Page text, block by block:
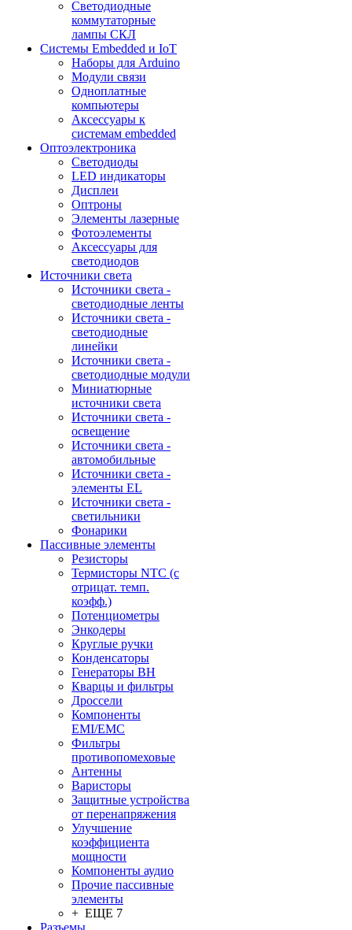
Светодиодные
коммутаторные
лампы СКЛ
Системы Embedded и IoT
Наборы для Arduino
Модули связи
Одноплатные
компьютеры
Аксессуары к
системам embedded
Oптоэлектроника
Светодиоды
LED индикаторы
Дисплеи
Оптроны
Элементы лазерные
Фотоэлементы
Аксессуары для
светодиодов
Источники света
Источники света -
светодиодные ленты
Источники света -
светодиодные
линейки
Источники света -
светодиодные модули
Миниатюрные
источники света
Источники света -
освещение
Источники света -
автомобильные
Источники света -
элементы EL
Источники света -
светильники
Фонарики
Пассивные элементы
Резисторы
Термисторы NTC (с
отрицат. темп.
коэфф.)
Потенциометры
Энкодеры
Круглые ручки
Конденсаторы
Генераторы ВН
Кварцы и фильтры
Дроссели
Компоненты
EMI/EMC
Фильтры
противопомеховые
Антенны
Варисторы
Защитные устройства
от перенапряжения
Улучшение
коэффициента
мощности
Компоненты аудио
Прочие пассивные
элементы
+ ЕЩЕ 7
Разъeмы